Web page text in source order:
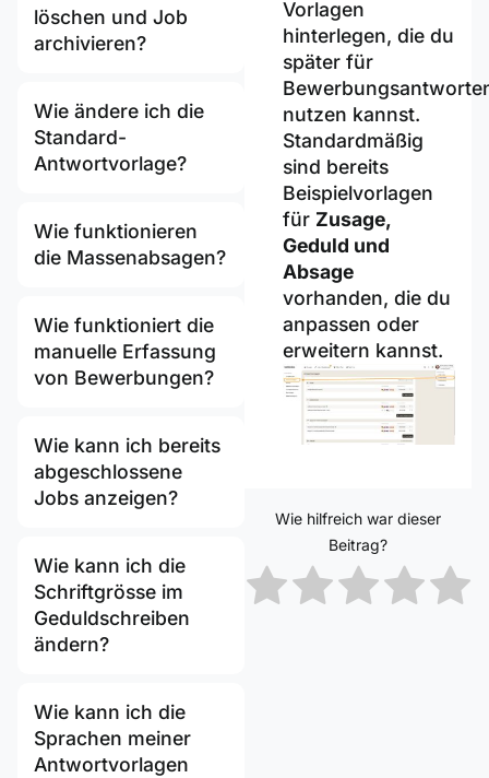
löschen und Job
archivieren?
Wie ändere ich die
Standard-
Antwortvorlage?
Wie funktionieren
die Massenabsagen?
Wie funktioniert die
manuelle Erfassung
von Bewerbungen?
Wie kann ich bereits
abgeschlossene
Jobs anzeigen?
Wie kann ich die
Schriftgrösse im
Geduldschreiben
ändern?
Wie kann ich die
Sprachen meiner
Antwortvorlagen
Vorlagen
hinterlegen, die du
später für
nutzen kannst.
Standardmäßig
sind bereits
Beispielvorlagen
für Zusage,
Geduld und
Absage
vorhanden, die du
anpassen oder
erweitern kannst.
Wie hilfreich war dieser
Beitrag?